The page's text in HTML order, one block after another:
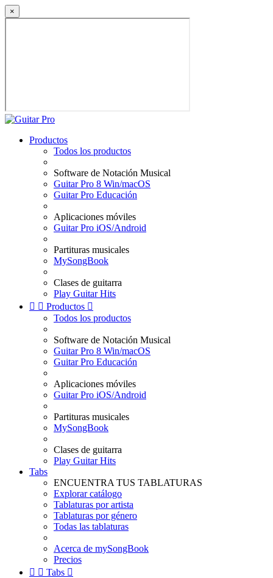
×
Productos
Todos los productos
Software de Notación Musical
Guitar Pro 8 Win/macOS
Guitar Pro Educación
Aplicaciones móviles
Guitar Pro iOS/Android
Partituras musicales
MySongBook
Clases de guitarra
Play Guitar Hits
  Productos 
Todos los productos
Software de Notación Musical
Guitar Pro 8 Win/macOS
Guitar Pro Educación
Aplicaciones móviles
Guitar Pro iOS/Android
Partituras musicales
MySongBook
Clases de guitarra
Play Guitar Hits
Tabs
ENCUENTRA TUS TABLATURAS
Explorar catálogo
Tablaturas por artista
Tablaturas por género
Todas las tablaturas
Acerca de mySongBook
Precios
  Tabs 